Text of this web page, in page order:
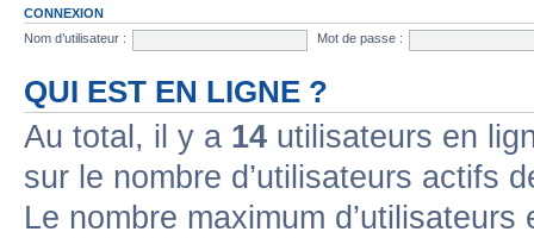
CONNEXION
Nom d’utilisateur :
Mot de passe :
QUI EST EN LIGNE ?
Au total, il y a 14 utilisateurs en
sur le nombre d’utilisateurs actifs
Le nombre maximum